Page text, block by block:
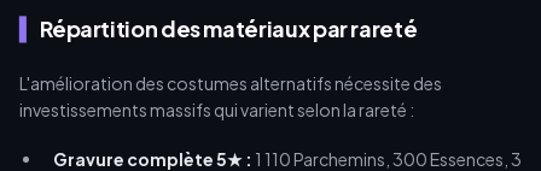
Répartition des matériaux par rareté
L'amélioration des costumes alternatifs nécessite des
investissements massifs qui varient selon la rareté :
Gravure complète 5★ : 1 110 Parchemins, 300 Essences, 3